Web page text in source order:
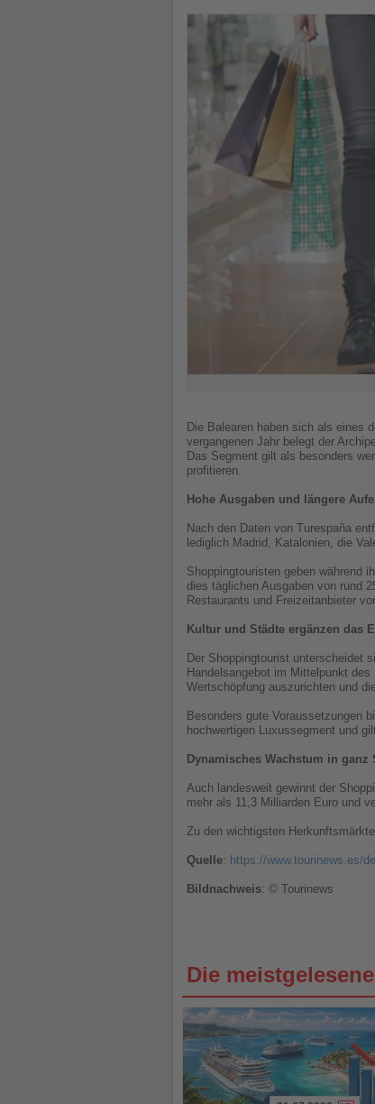
Die Balearen haben sich als eines
vergangenen Jahr belegt der
Das Segment gilt als besonders
profitieren.
Hohe Ausgaben und längere
Nach den Daten von Turespaña
lediglich Madrid, Katalonien, die
Shoppingtouristen geben während
dies täglichen Ausgaben von rund
Restaurants und Freizeitanbieter
Kultur und Städte ergänzen das
Der Shoppingtourist unterscheidet
Handelsangebot im Mittelpunkt
Wertschöpfung auszurichten und
Besonders gute Voraussetzungen
hochwertigen Luxussegment und
Dynamisches Wachstum in ganz
Auch landesweit gewinnt der
mehr als 11,3 Milliarden Euro und
Zu den wichtigsten
Quelle: https://www.tourinews.es/
Bildnachweis: © Tourinews
Die